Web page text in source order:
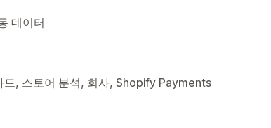
데이터
드, 스토어 분석, 회사, Shopify Payments